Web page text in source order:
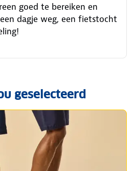
goed te bereiken en
dagje weg, een fietstocht
geselecteerd